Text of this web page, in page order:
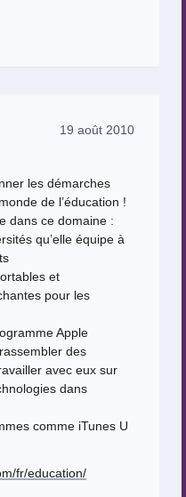
19 août 2010
les démarches
de l’éducation !
dans ce domaine :
qu’elle équipe à
et
pour les
Apple
des
avec eux sur
dans
comme iTunes U
fr/education/